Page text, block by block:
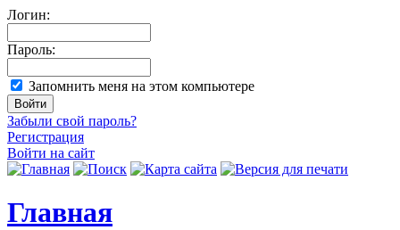
Логин:
Пароль:
Запомнить меня на этом компьютере
Забыли свой пароль?
Регистрация
Войти на сайт
Главная